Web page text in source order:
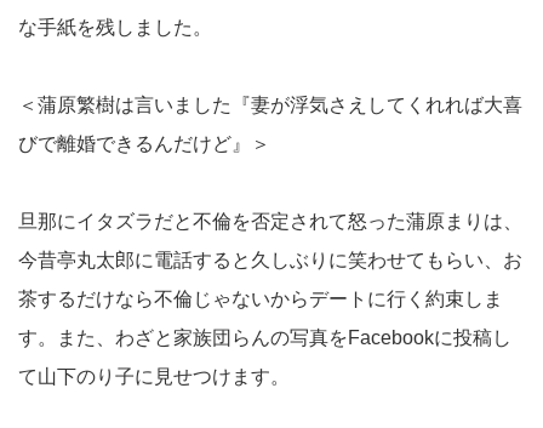
な手紙を残しました。
＜蒲原繁樹は言いました『妻が浮気さえしてくれれば大喜
びで離婚できるんだけど』＞
旦那にイタズラだと不倫を否定されて怒った蒲原まりは、
今昔亭丸太郎に電話すると久しぶりに笑わせてもらい、お
茶するだけなら不倫じゃないからデートに行く約束しま
す。また、わざと家族団らんの写真をFacebookに投稿し
て山下のり子に見せつけます。